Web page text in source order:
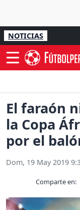
NOTICIAS
El faraón
la Copa
por el
Dom, 19 May 2019
Comparte en: